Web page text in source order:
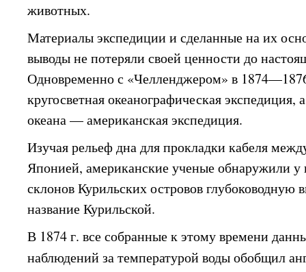
животных.
Материалы экспедиции и сделанные на их
выводы не потеряли своей ценности до
Одновременно с «Челленджером» в
кругосветная океанографическая экспедиция,
океана — американская экспедиция.
Изучая рельеф дна для прокладки кабеля
Японией, американские ученые обнаружили у
склонов Курильских островов
название Курильской.
В 1874 г. все собранные к этому времени
наблюдений за температурой воды обобщил